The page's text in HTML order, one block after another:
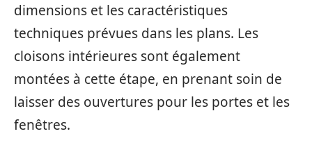
dimensions et les caractéristiques
techniques prévues dans les plans. Les
cloisons intérieures sont également
montées à cette étape, en prenant soin de
laisser des ouvertures pour les portes et les
fenêtres.